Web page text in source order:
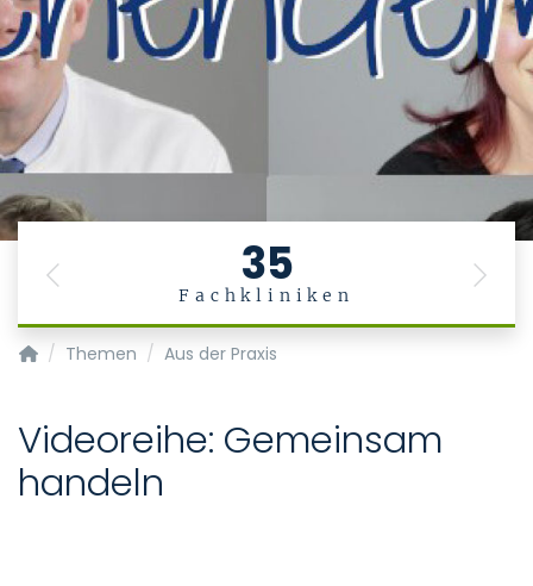
35
Fachkliniken
Previous Next
Medizinische und zahnmedizinische Fachangestellte
Themen Aus der Praxis
Videoreihe: Gemeinsam
handeln